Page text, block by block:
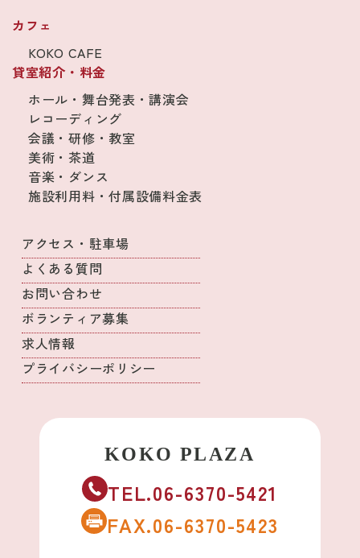
カフェ
KOKO CAFE
貸室紹介・料金
ホール・舞台発表・講演会
レコーディング
会議・研修・教室
美術・茶道
音楽・ダンス
施設利用料・付属設備料金表
アクセス・駐車場
よくある質問
お問い合わせ
ボランティア募集
求人情報
プライバシーポリシー
TEL.06-6370-5421
FAX.06-6370-5423